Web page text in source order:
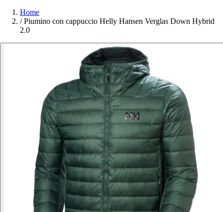
Home
/ Piumino con cappuccio Helly Hansen Verglas Down Hybrid
2.0